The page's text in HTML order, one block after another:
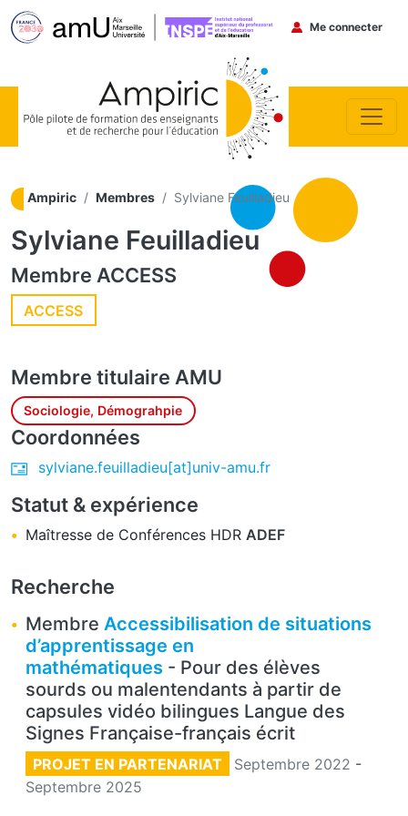
Menu du
Me connecter
Ampiric Membres Sylviane Feuilladieu
Sylviane Feuilladieu
Membre ACCESS
ACCESS
Membre titulaire AMU
Sociologie, Démograhpie
Coordonnées
sylviane.feuilladieu[at]univ-amu.fr
Statut & expérience
Maîtresse de Conférences HDR ADEF
Recherche
Membre Accessibilisation de situations
d’apprentissage en
mathématiques - Pour des élèves
sourds ou malentendants à partir de
capsules vidéo bilingues Langue des
Signes Française-français écrit
PROJET EN PARTENARIAT Septembre 2022 -
Septembre 2025